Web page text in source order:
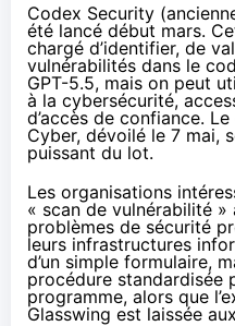
Codex Security
été lancé début mars.
chargé d’identifier, de
vulnérabilités dans le
GPT-5.5, mais on peut
à la cybersécurité,
d’accès de confiance.
Cyber, dévoilé le 7 mai,
puissant du lot.
Les organisations
« scan de vulnérabilité »
problèmes de sécurité
leurs infrastructures
d’un simple formulaire,
procédure standardisée
programme, alors que
Glasswing est laissée